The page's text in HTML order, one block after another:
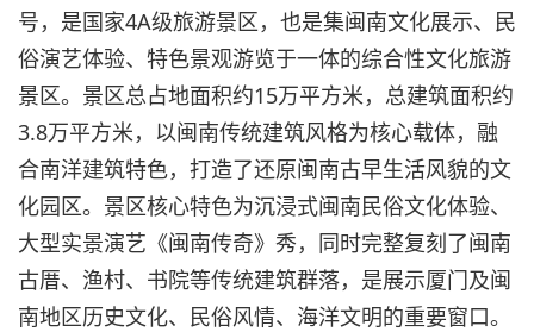
号，是国家4A级旅游景区，也是集闽南文化展示、民
俗演艺体验、特色景观游览于一体的综合性文化旅游
景区。景区总占地面积约15万平方米，总建筑面积约
3.8万平方米，以闽南传统建筑风格为核心载体，融
合南洋建筑特色，打造了还原闽南古早生活风貌的文
化园区。景区核心特色为沉浸式闽南民俗文化体验、
大型实景演艺《闽南传奇》秀，同时完整复刻了闽南
古厝、渔村、书院等传统建筑群落，是展示厦门及闽
南地区历史文化、民俗风情、海洋文明的重要窗口。